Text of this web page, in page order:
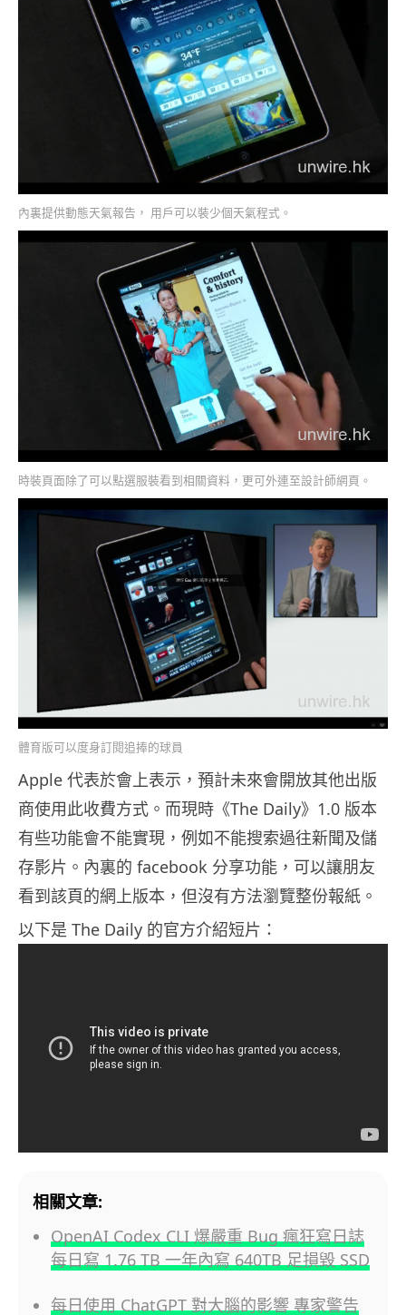
內裏提供動態天氣報告， 用戶可以裝少個天氣程式。
時裝頁面除了可以點選服裝看到相關資料，更可外連至設計師網頁。
體育版可以度身訂閱追捧的球員
Apple 代表於會上表示，預計未來會開放其他出版
商使用此收費方式。而現時《The Daily》1.0 版本
有些功能會不能實現，例如不能搜索過往新聞及儲
存影片。內裏的 facebook 分享功能，可以讓朋友
看到該頁的網上版本，但沒有方法瀏覽整份報紙。
以下是 The Daily 的官方介紹短片：
相關文章:
OpenAI Codex CLI 爆嚴重 Bug 瘋狂寫日誌
每日寫 1.76 TB 一年內寫 640TB 足損毀 SSD
每日使用 ChatGPT 對大腦的影響 專家警告